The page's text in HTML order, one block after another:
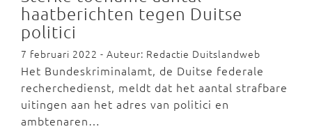
haatberichten tegen Duitse
politici
7 februari 2022 - Auteur: Redactie Duitslandweb
Het Bundeskriminalamt, de Duitse federale
recherchedienst, meldt dat het aantal strafbare
uitingen aan het adres van politici en
ambtenaren…